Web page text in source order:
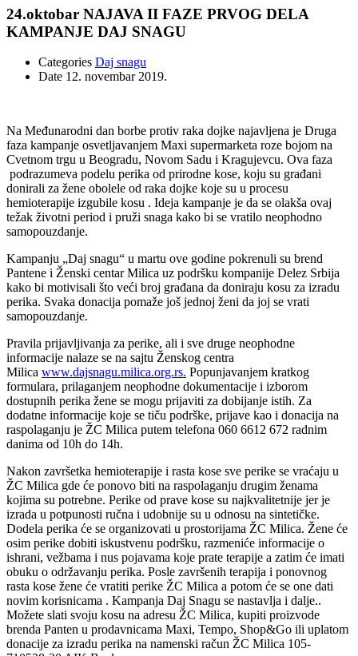
24.oktobar NAJAVA II FAZE PRVOG DELA
KAMPANJE DAJ SNAGU
Categories Daj snagu
Date 12. novembar 2019.
Na Međunarodni dan borbe protiv raka dojke najavljena je Druga
faza kampanje osvetljavanjem Maxi supermarketa roze bojom na
Cvetnom trgu u Beogradu, Novom Sadu i Kragujevcu. Ova faza
podrazumeva podelu perika od prirodne kose, koju su građani
donirali za žene obolele od raka dojke koje su u procesu
hemioterapije izgubile kosu . Ideja kampanje je da se olakša ovaj
težak životni period i pruži snaga kako bi se vratilo neophodno
samopouzdanje.
Kampanju „Daj snagu“ u martu ove godine pokrenuli su brend
Pantene i Ženski centar Milica uz podršku kompanije Delez Srbija
kako bi motivisali što veći broj građana da doniraju kosu za izradu
perika. Svaka donacija pomaže još jednoj ženi da joj se vrati
samopouzdanje.
Pravila prijavljivanja za perike, ali i sve druge neophodne
informacije nalaze se na sajtu Ženskog centra
Milica www.dajsnagu.milica.org.rs. Popunjavanjem kratkog
formulara, prilaganjem neophodne dokumentacije i izborom
dostupnih perika žene se mogu prijaviti za dobijanje istih. Za
dodatne informacije koje se tiču podrške, prijave kao i donacija na
raspolaganju je ŽC Milica putem telefona 060 6612 672 radnim
danima od 10h do 14h.
Nakon završetka hemioterapije i rasta kose sve perike se vraćaju u
ŽC Milica gde će ponovo biti na raspolaganju drugim ženama
kojima su potrebne. Perike od prave kose su najkvalitetnije jer je
izrada u potpunosti ručna i udobnije su u odnosu na sintetičke.
Dodela perika će se organizovati u prostorijama ŽC Milica. Žene će
osim perike dobiti iskustvenu podršku, razmeniće informacije o
ishrani, vežbama i nus pojavama koje prate terapije a zatim će imati
obuku o održavanju perika. Posle završenih terapija i ponovnog
rasta kose žene će vratiti perike ŽC Milica a potom će se one dati
novim korisnicama . Kampanja Daj Snagu se nastavlja i dalje..
Možete slati svoju kosu na adresu ŽC Milica, kupiti proizvode
brenda Panten u prodavnicama Maxi, Tempo, Shop&Go ili uplatom
donacije za izradu perika na namenski račun ŽC Milica 105-